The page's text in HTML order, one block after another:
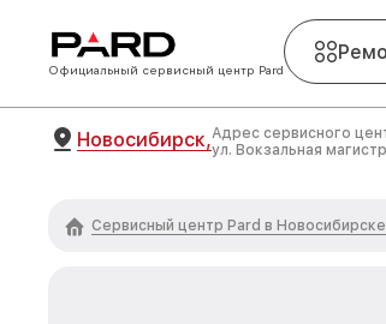
Официальный сервисный центр Pard
Новосибирск,Адрес сервисного
ул. Вокзальная
Сервисный центр Pard в Новосибирске